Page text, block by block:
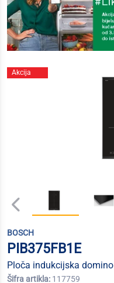
Akcija
BOSCH
PIB375FB1E
Ploča indukcijska domino
Šifra artikla: 117759